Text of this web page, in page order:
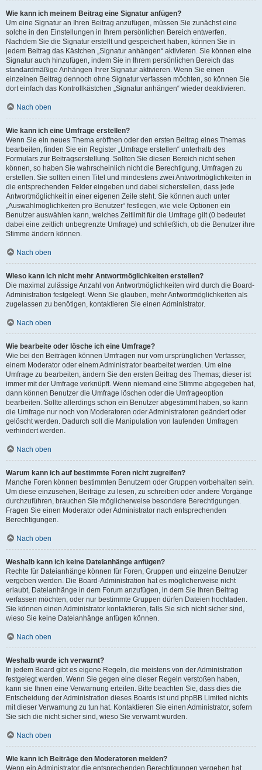
Wie kann ich meinem Beitrag eine Signatur anfügen?
Um eine Signatur an Ihren Beitrag anzufügen, müssen Sie zunächst eine
solche in den Einstellungen in Ihrem persönlichen Bereich entwerfen.
Nachdem Sie die Signatur erstellt und gespeichert haben, können Sie in
jedem Beitrag das Kästchen „Signatur anhängen“ aktivieren. Sie können eine
Signatur auch hinzufügen, indem Sie in Ihrem persönlichen Bereich das
standardmäßige Anhängen Ihrer Signatur aktivieren. Wenn Sie einen
einzelnen Beitrag dennoch ohne Signatur verfassen möchten, so können Sie
dort einfach das Kontrollkästchen „Signatur anhängen“ wieder deaktivieren.
Nach oben
Wie kann ich eine Umfrage erstellen?
Wenn Sie ein neues Thema eröffnen oder den ersten Beitrag eines Themas
bearbeiten, finden Sie ein Register „Umfrage erstellen“ unterhalb des
Formulars zur Beitragserstellung. Sollten Sie diesen Bereich nicht sehen
können, so haben Sie wahrscheinlich nicht die Berechtigung, Umfragen zu
erstellen. Sie sollten einen Titel und mindestens zwei Antwortmöglichkeiten in
die entsprechenden Felder eingeben und dabei sicherstellen, dass jede
Antwortmöglichkeit in einer eigenen Zeile steht. Sie können auch unter
„Auswahlmöglichkeiten pro Benutzer“ festlegen, wie viele Optionen ein
Benutzer auswählen kann, welches Zeitlimit für die Umfrage gilt (0 bedeutet
dabei eine zeitlich unbegrenzte Umfrage) und schließlich, ob die Benutzer ihre
Stimme ändern können.
Nach oben
Wieso kann ich nicht mehr Antwortmöglichkeiten erstellen?
Die maximal zulässige Anzahl von Antwortmöglichkeiten wird durch die Board-
Administration festgelegt. Wenn Sie glauben, mehr Antwortmöglichkeiten als
zugelassen zu benötigen, kontaktieren Sie einen Administrator.
Nach oben
Wie bearbeite oder lösche ich eine Umfrage?
Wie bei den Beiträgen können Umfragen nur vom ursprünglichen Verfasser,
einem Moderator oder einem Administrator bearbeitet werden. Um eine
Umfrage zu bearbeiten, ändern Sie den ersten Beitrag des Themas; dieser ist
immer mit der Umfrage verknüpft. Wenn niemand eine Stimme abgegeben hat,
dann können Benutzer die Umfrage löschen oder die Umfrageoption
bearbeiten. Sollte allerdings schon ein Benutzer abgestimmt haben, so kann
die Umfrage nur noch von Moderatoren oder Administratoren geändert oder
gelöscht werden. Dadurch soll die Manipulation von laufenden Umfragen
verhindert werden.
Nach oben
Warum kann ich auf bestimmte Foren nicht zugreifen?
Manche Foren können bestimmten Benutzern oder Gruppen vorbehalten sein.
Um diese einzusehen, Beiträge zu lesen, zu schreiben oder andere Vorgänge
durchzuführen, brauchen Sie möglicherweise besondere Berechtigungen.
Fragen Sie einen Moderator oder Administrator nach entsprechenden
Berechtigungen.
Nach oben
Weshalb kann ich keine Dateianhänge anfügen?
Rechte für Dateianhänge können für Foren, Gruppen und einzelne Benutzer
vergeben werden. Die Board-Administration hat es möglicherweise nicht
erlaubt, Dateianhänge in dem Forum anzufügen, in dem Sie Ihren Beitrag
verfassen möchten, oder nur bestimmte Gruppen dürfen Dateien hochladen.
Sie können einen Administrator kontaktieren, falls Sie sich nicht sicher sind,
wieso Sie keine Dateianhänge anfügen können.
Nach oben
Weshalb wurde ich verwarnt?
In jedem Board gibt es eigene Regeln, die meistens von der Administration
festgelegt werden. Wenn Sie gegen eine dieser Regeln verstoßen haben,
kann sie Ihnen eine Verwarnung erteilen. Bitte beachten Sie, dass dies die
Entscheidung der Administration dieses Boards ist und phpBB Limited nichts
mit dieser Verwarnung zu tun hat. Kontaktieren Sie einen Administrator, sofern
Sie sich die nicht sicher sind, wieso Sie verwarnt wurden.
Nach oben
Wie kann ich Beiträge den Moderatoren melden?
Wenn ein Administrator die entsprechenden Berechtigungen vergeben hat,